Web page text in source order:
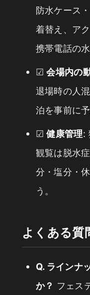
防水ケース
着替え、ア
携帯電話の
☑会場内の
退場時の人
泊を事前に予
☑健康管理:
観覧は脱水
分・塩分・
う。
よくある質
Q. ラインナ
か？ フェス